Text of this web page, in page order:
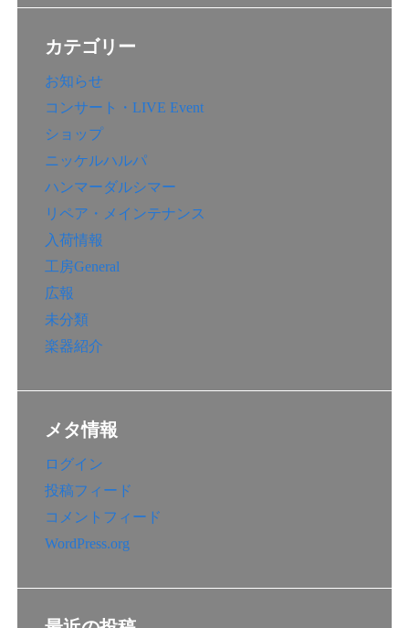
カテゴリー
お知らせ
コンサート・LIVE Event
ショップ
ニッケルハルパ
ハンマーダルシマー
リペア・メインテナンス
入荷情報
工房General
広報
未分類
楽器紹介
メタ情報
ログイン
投稿フィード
コメントフィード
WordPress.org